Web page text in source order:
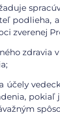
podlieha,
zverenej
zdravia
účely
pokiaľ